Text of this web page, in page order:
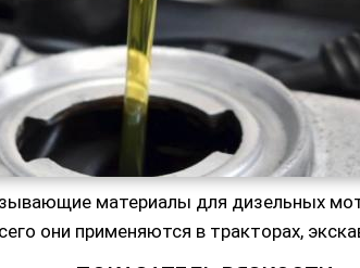
материалы для дизельных
они применяются в тракторах,